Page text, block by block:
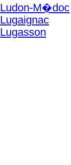
Ludon-M�doc
Lugaignac
Lugasson